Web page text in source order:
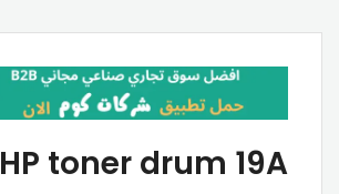
HP toner drum 19A